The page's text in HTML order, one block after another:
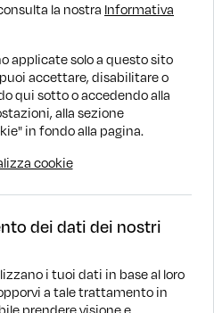
PROMO WOW
€ 246/mese
la nostra Informativa
applicate solo a questo sito
accettare, disabilitare o
qui sotto o accedendo alla
alla sezione
in fondo alla pagina.
cookie
dei dati dei nostri
i tuoi dati in base al loro
a tale trattamento in